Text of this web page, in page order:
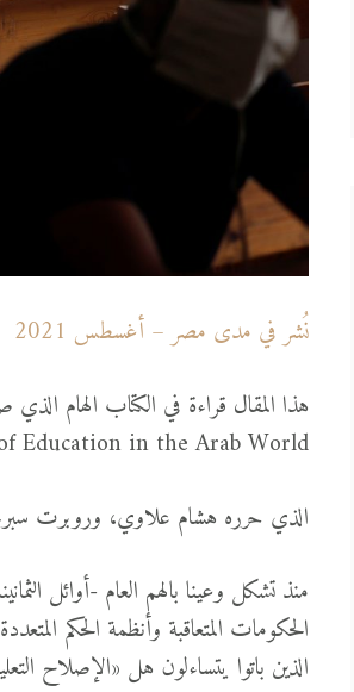
نُشر في مدى مصر – أغسطس 2021
Education in the Arab World
الذي حرره هشام علاوي، وروبرت
منذ تشكل وعينا بالهم العام -أوائل
الحكومات المتعاقبة وأنظمة الحكم
الذين باتوا يتساءلون هل «الإصلاح